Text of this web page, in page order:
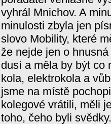
vyhrál Mnichov. A
minulosti zbyla jen
slovo Mobility, které
že nejde jen o
dusí a měla by být co
kola, elektrokola a
jsme na místě
kolegové vrátili, měli
toho, čeho byli